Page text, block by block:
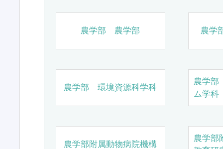
農学部 農学部 農学
農学部 環境資源科学科
農学
ム学科
農学部附属動物病院機構
農学部